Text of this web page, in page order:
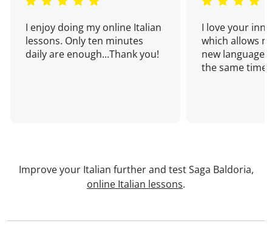
I enjoy doing my online Italian
lessons. Only ten minutes
daily are enough...Thank you!
I love your
which allows
new language
the same time!
Improve your Italian further and test Saga Baldoria,
online Italian lessons.